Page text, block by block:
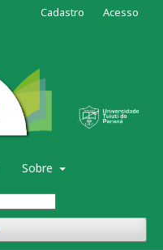
Sobre
Cadastro Acesso